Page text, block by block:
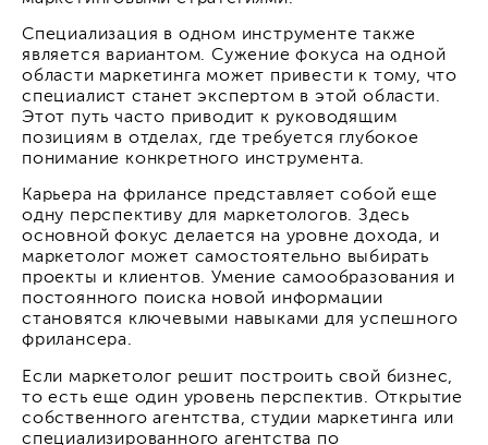
Специализация в одном инструменте также
является вариантом. Сужение фокуса на одной
области маркетинга может привести к тому, что
специалист станет экспертом в этой области.
Этот путь часто приводит к руководящим
позициям в отделах, где требуется глубокое
понимание конкретного инструмента.
Карьера на фрилансе представляет собой еще
одну перспективу для маркетологов. Здесь
основной фокус делается на уровне дохода, и
маркетолог может самостоятельно выбирать
проекты и клиентов. Умение самообразования и
постоянного поиска новой информации
становятся ключевыми навыками для успешного
фрилансера.
Если маркетолог решит построить свой бизнес,
то есть еще один уровень перспектив. Открытие
собственного агентства, студии маркетинга или
специализированного агентства по